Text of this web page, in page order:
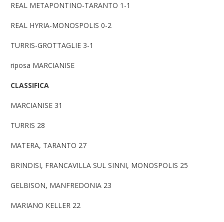
REAL METAPONTINO-TARANTO 1-1
REAL HYRIA-MONOSPOLIS 0-2
TURRIS-GROTTAGLIE 3-1
riposa MARCIANISE
CLASSIFICA
MARCIANISE 31
TURRIS 28
MATERA, TARANTO 27
BRINDISI, FRANCAVILLA SUL SINNI, MONOSPOLIS 25
GELBISON, MANFREDONIA 23
MARIANO KELLER 22